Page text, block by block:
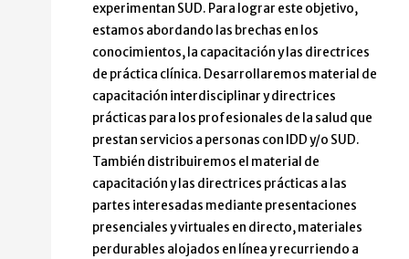
experimentan SUD. Para lograr este objetivo,
estamos abordando las brechas en los
conocimientos, la capacitación y las directrices
de práctica clínica. Desarrollaremos material de
capacitación interdisciplinar y directrices
prácticas para los profesionales de la salud que
prestan servicios a personas con IDD y/o SUD.
También distribuiremos el material de
capacitación y las directrices prácticas a las
partes interesadas mediante presentaciones
presenciales y virtuales en directo, materiales
perdurables alojados en línea y recurriendo a